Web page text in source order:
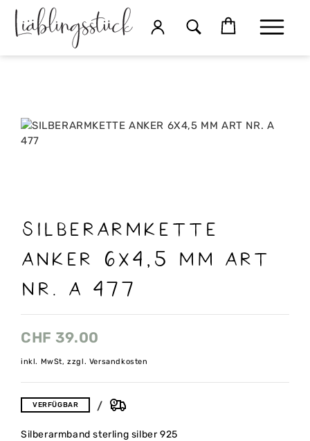
SILBERARMKETTE
ANKER 6X4,5 MM ART
NR. A 477
CHF 39.00
inkl. MwSt, zzgl. Versandkosten
VERFÜGBAR
Silberarmband sterling silber 925